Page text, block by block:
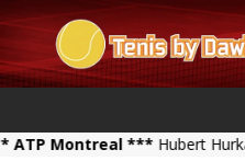
Montreal ***Hubert Hurkacz 6-